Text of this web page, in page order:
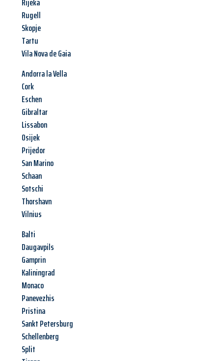
Rugell
Skopje
Tartu
Vila Nova de Gaia
Andorra la Vella
Cork
Eschen
Gibraltar
Lissabon
Osijek
Prijedor
San Marino
Schaan
Sotschi
Thorshavn
Vilnius
Balti
Daugavpils
Gamprin
Kaliningrad
Monaco
Panevezhis
Pristina
Sankt Petersburg
Schellenberg
Split